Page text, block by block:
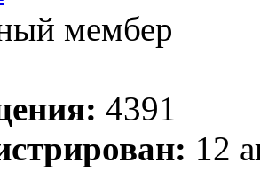
мембер
4391
12